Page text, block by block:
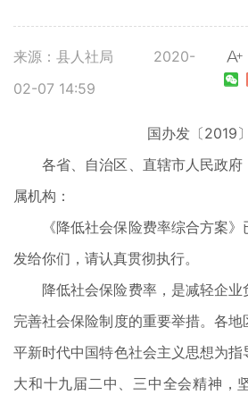
来源：县人社局
2020-
02-07 14:59
国办发〔2019
各省、自治区、直辖市人民政
属机构：
《降低社会保险费率综合方案
发给你们，请认真贯彻执行。
降低社会保险费率，是减轻企业
完善社会保险制度的重要举措。各
平新时代中国特色社会主义思想为
大和十九届二中、三中全会精神，